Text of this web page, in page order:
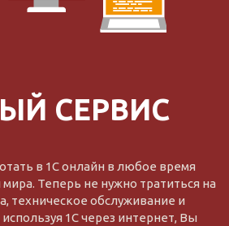
СЕРВИС
в 1С онлайн в любое время
Теперь не нужно тратиться на
техническое обслуживание и
1С через интернет, Вы